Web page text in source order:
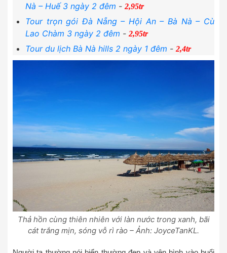
Nà – Huế 3 ngày 2 đêm -2,95tr
Tour trọn gói Đà Nẵng – Hội An – Bà Nà – Cù
Lao Chàm 3 ngày 2 đêm -2,95tr
Tour du lịch Bà Nà hills 2 ngày 1 đêm -2,4tr
Thả hồn cùng thiên nhiên với làn nước trong xanh, bãi
cát trắng mịn, sóng vỗ rì rào – Ảnh: JoyceTanKL.